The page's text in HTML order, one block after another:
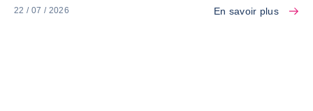
22 / 07 / 2026 En savoir plus